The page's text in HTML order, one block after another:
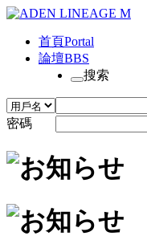
首頁Portal
論壇BBS
搜索
密碼